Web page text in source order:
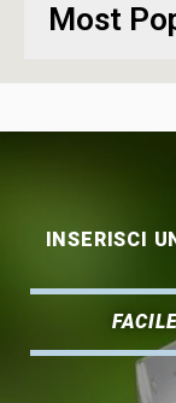
Most
INSERISCI